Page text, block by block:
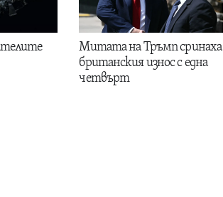
Митата на Тръмп сринаха
британския износ с една
четвърт